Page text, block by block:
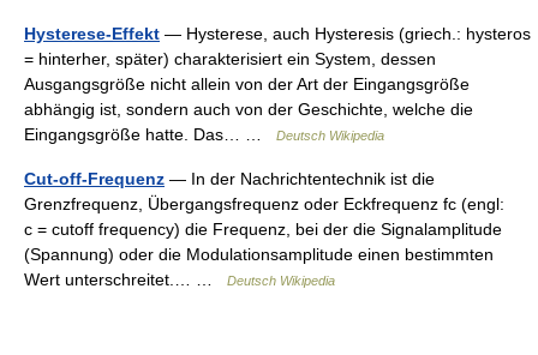
Hysterese-Effekt — Hysterese, auch Hysteresis (griech.: hysteros
= hinterher, später) charakterisiert ein System, dessen
Ausgangsgröße nicht allein von der Art der Eingangsgröße
abhängig ist, sondern auch von der Geschichte, welche die
Eingangsgröße hatte. Das… …
Deutsch Wikipedia
Cut-off-Frequenz — In der Nachrichtentechnik ist die
Grenzfrequenz, Übergangsfrequenz oder Eckfrequenz fc (engl:
c = cutoff frequency) die Frequenz, bei der die Signalamplitude
(Spannung) oder die Modulationsamplitude einen bestimmten
Wert unterschreitet.… …
Deutsch Wikipedia